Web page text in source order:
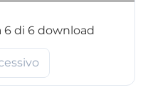
6 di 6 download